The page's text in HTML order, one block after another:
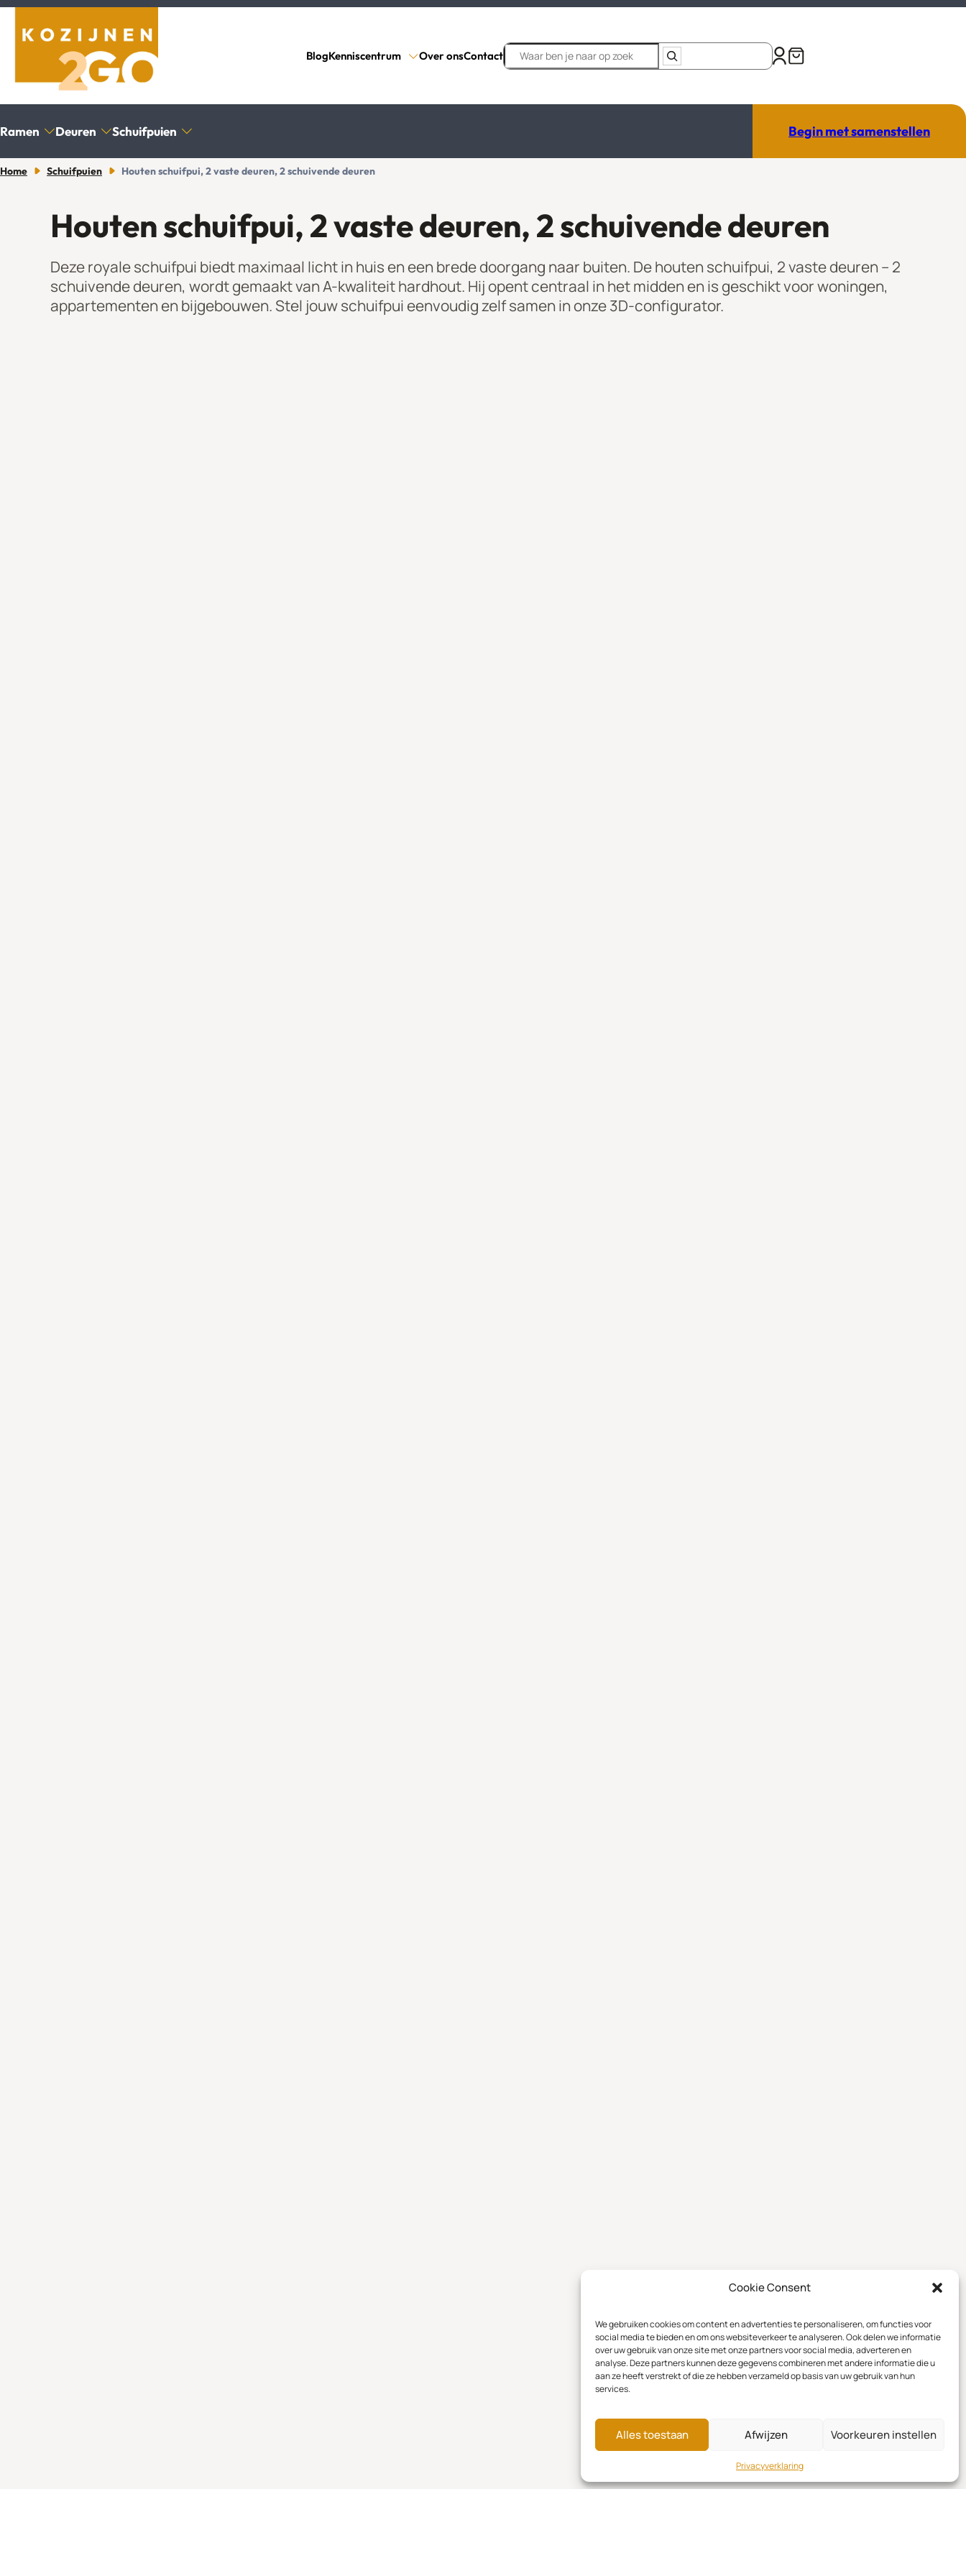
Cookie Consent
We gebruiken cookies om content en advertenties te personaliseren, om functies voor
social media te bieden en om ons websiteverkeer te analyseren. Ook delen we informatie
over uw gebruik van onze site met onze partners voor social media, adverteren en
analyse. Deze partners kunnen deze gegevens combineren met andere informatie die u
aan ze heeft verstrekt of die ze hebben verzameld op basis van uw gebruik van hun
services.
Alles toestaan Afwijzen Voorkeuren instellen
Privacyverklaring
BlogKenniscentrum Over onsContact
Search
Ramen
Draaikiepraam
Draairaam
Uitzetraam
Valraam
Vast raam
Productinformatie
Glas Ventilatieroosters
Veelgestelde vragen
Contact
Deuren
Openslaande deuren
Buitendeuren met kozijn
Achterdeuren
Tuindeuren
Schuurdeuren
Inmeten
Productinformatie
Glas Ventilatieroosters
Contact
Schuifpuien
2-delige schuifpui
4-delige schuifpui
Productinformatie
Inmeten
Glas Ventilatieroosters
Contact
Begin met samenstellen
Home Schuifpuien Houten schuifpui, 2 vaste deuren, 2 schuivende deuren
Houten schuifpui, 2 vaste deuren, 2 schuivende deuren
Deze royale schuifpui biedt maximaal licht in huis en een brede doorgang naar buiten. De houten schuifpui, 2 vaste deuren – 2
schuivende deuren, wordt gemaakt van A-kwaliteit hardhout. Hij opent centraal in het midden en is geschikt voor woningen,
appartementen en bijgebouwen. Stel jouw schuifpui eenvoudig zelf samen in onze 3D-configurator.